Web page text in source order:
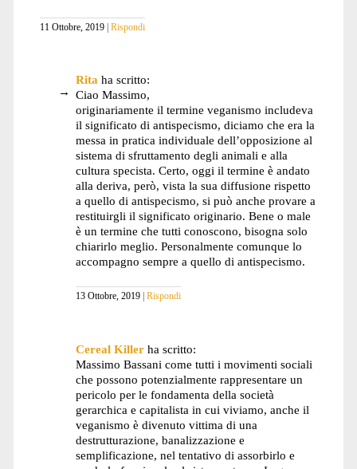
11 Ottobre, 2019 Rispondi
Rita ha scritto:
Ciao Massimo,
originariamente il termine veganismo includeva
il significato di antispecismo, diciamo che era la
messa in pratica individuale dell’opposizione al
sistema di sfruttamento degli animali e alla
cultura specista. Certo, oggi il termine è andato
alla deriva, però, vista la sua diffusione rispetto
a quello di antispecismo, si può anche provare a
restituirgli il significato originario. Bene o male
è un termine che tutti conoscono, bisogna solo
chiarirlo meglio. Personalmente comunque lo
accompagno sempre a quello di antispecismo.
13 Ottobre, 2019 Rispondi
Cereal Killer ha scritto:
Massimo Bassani come tutti i movimenti sociali
che possono potenzialmente rappresentare un
pericolo per le fondamenta della società
gerarchica e capitalista in cui viviamo, anche il
veganismo è divenuto vittima di una
destrutturazione, banalizzazione e
semplificazione, nel tentativo di assorbirlo e